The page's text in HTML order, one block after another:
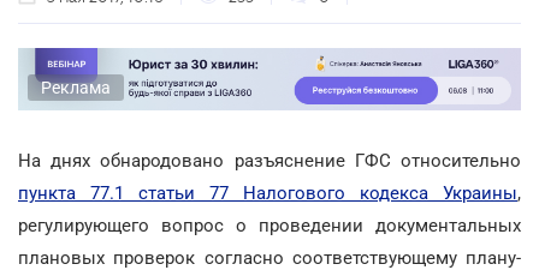
Реклама
На днях обнародовано разъяснение ГФС относительно
пункта 77.1 статьи 77 Налогового кодекса Украины,
регулирующего вопрос о проведении документальных
плановых проверок согласно соответствующему плану-